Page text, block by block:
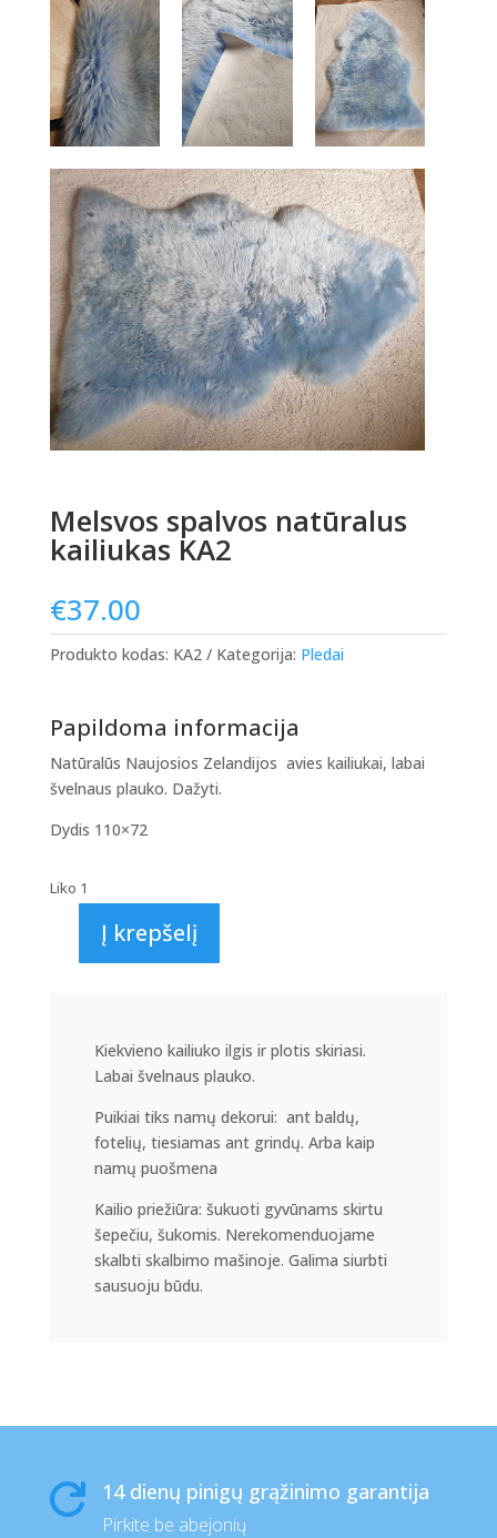
Melsvos spalvos natūralus
kailiukas KA2
€37.00
Produkto kodas: KA2 Kategorija: Pledai
Papildoma informacija
Natūralūs Naujosios Zelandijos avies kailiukai, labai
švelnaus plauko. Dažyti.
Dydis 110×72
Liko 1
produkto
kiekis:
natūralus
kailiukas
Į krepšelį
Kiekvieno kailiuko ilgis ir plotis skiriasi.
Labai švelnaus plauko.
Puikiai tiks namų dekorui: ant baldų,
fotelių, tiesiamas ant grindų. Arba kaip
namų puošmena
Kailio priežiūra: šukuoti gyvūnams skirtu
šepečiu, šukomis. Nerekomenduojame
skalbti skalbimo mašinoje. Galima siurbti
sausuoju būdu.
 14 dienų pinigų grąžinimo garantija
Pirkite be abejonių